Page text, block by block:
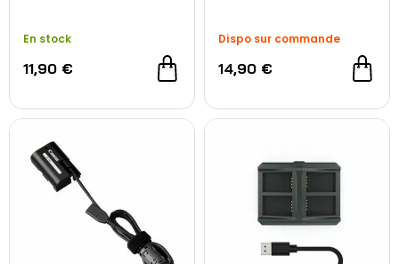
En stock
11,90 €
Dispo sur commande
14,90 €